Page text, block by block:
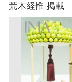
荒木経惟 掲載